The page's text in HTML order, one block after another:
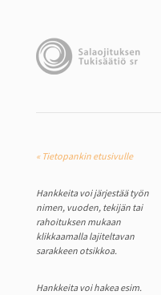
« Tietopankin etusivulle
Hankkeita voi järjestää työn
nimen, vuoden, tekijän tai
rahoituksen mukaan
klikkaamalla lajiteltavan
sarakkeen otsikkoa.
Hankkeita voi hakea esim.